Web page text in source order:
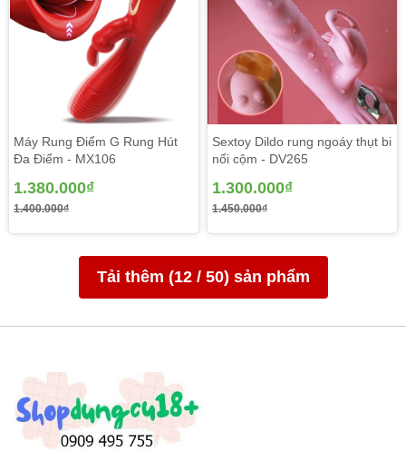
của dương vật.
cho chị em lựa chọn
Máy Rung Điểm G Rung Hút
Đa Điểm - MX106
1.380.000₫
1.400.000₫
Sextoy Dildo rung ngoáy thụt bi
nổi cộm - DV265
1.300.000₫
1.450.000₫
Tải thêm (12/ 50) sản phẩm